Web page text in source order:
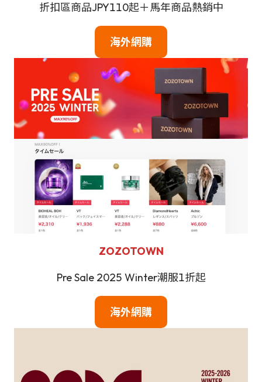
折扣區商品JPY110起＋馬年商品熱銷中
海外網購
ZOZOTOWN
Pre Sale 2025 Winter潮服1折起
海外網購